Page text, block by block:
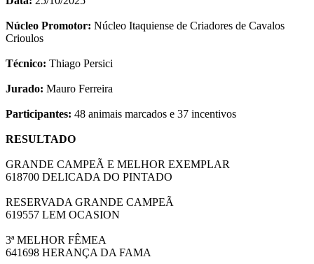
Núcleo Promotor: Núcleo Itaquiense de Criadores de Cavalos
Crioulos
Técnico: Thiago Persici
Jurado: Mauro Ferreira
Participantes: 48 animais marcados e 37 incentivos
RESULTADO
GRANDE CAMPEÃ E MELHOR EXEMPLAR
618700 DELICADA DO PINTADO
RESERVADA GRANDE CAMPEÃ
619557 LEM OCASION
3ª MELHOR FÊMEA
641698 HERANÇA DA FAMA